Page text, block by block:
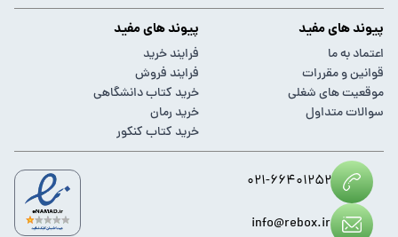
پیوند های مفید
اعتماد به ما
قوانین و مقررات
موقعیت های شغلی
سوالات متداول
پیوند های مفید
فرایند خرید
فرایند فروش
خرید کتاب دانشگاهی
خرید رمان
خرید کتاب کنکور
۰۲۱-۶۶۴۰۱۲۵۲
info@rebox.ir